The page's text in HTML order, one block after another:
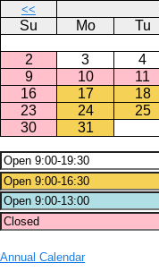
<<
Su Mo Tu
2
3 4
9
10 11
16
17 18
23
24 25
30
31
Annual Calendar